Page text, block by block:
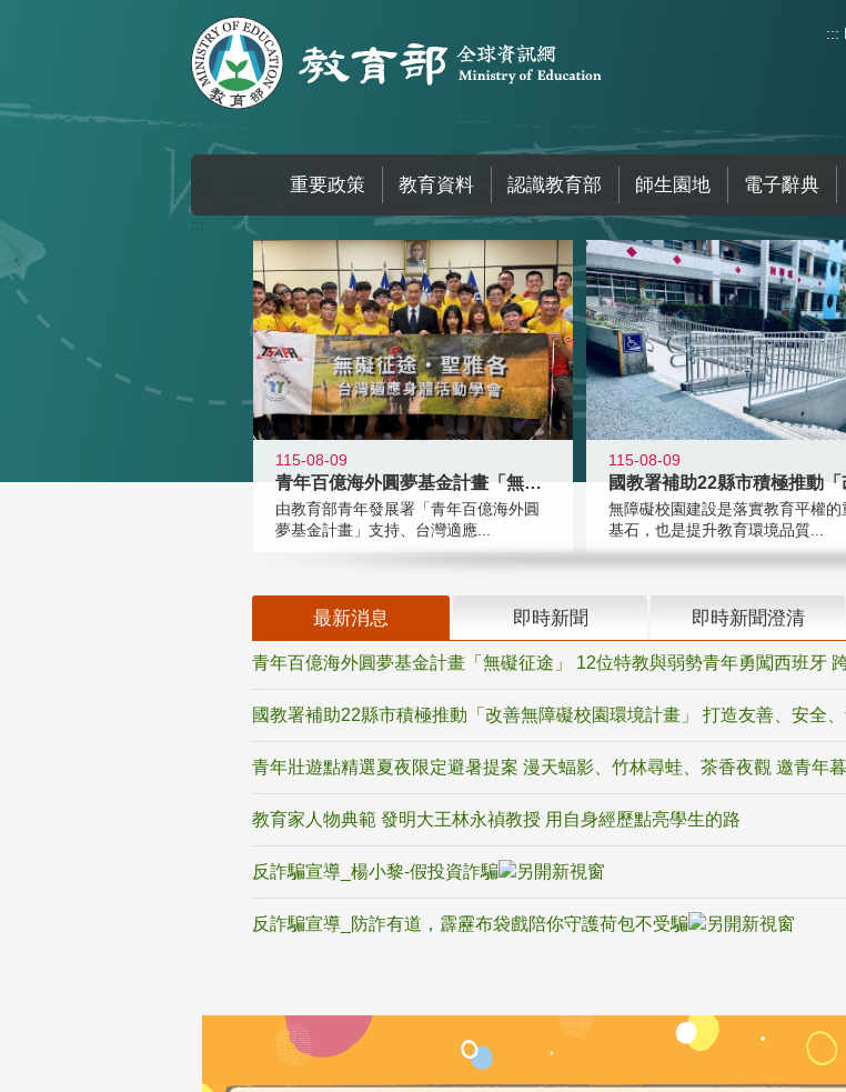
:::
重要政策 教育資料 認識教育部 師生園地 電子辭典
:::
115-08-09
青年百億海外圓夢基金計畫「無礙征途
由教育部青年發展署「青年百億海外圓
夢基金計畫」支持、台灣適應...
115-08-09
無障礙校園建設是落實教育平權的
基石，也是提升教育環境品質...
最新消息 即時新聞 即時新聞澄清
青年百億海外圓夢基金計畫「無礙征途」 12位特教與弱勢青年勇闖西班牙
國教署補助22縣市積極推動「改善無障礙校園環境計畫」 打造友善、安全
青年壯遊點精選夏夜限定避暑提案 漫天蝠影、竹林尋蛙、茶香夜觀 邀青年
教育家人物典範 發明大王林永禎教授 用自身經歷點亮學生的路
反詐騙宣導_楊小黎-假投資詐騙
反詐騙宣導_防詐有道，霹靂布袋戲陪你守護荷包不受騙